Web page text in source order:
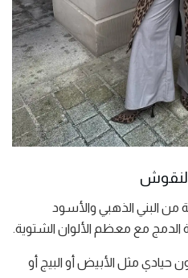
النقوش
من البني الذهبي والأسود
الدمج مع معظم الألوان الشتوية.
مثل الأبيض أو البيج أو